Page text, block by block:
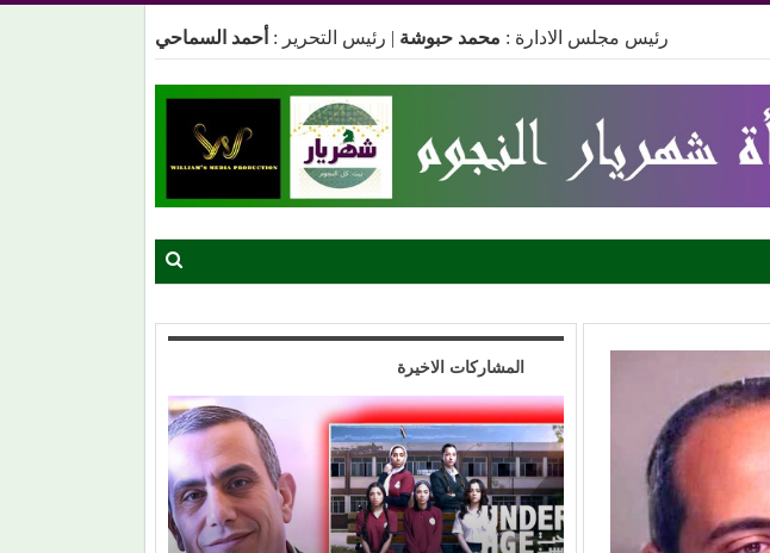
رئيس مجلس الادارة : محمد حبوشة | رئيس التحرير : أحمد السماحي
المشاركات الاخيرة